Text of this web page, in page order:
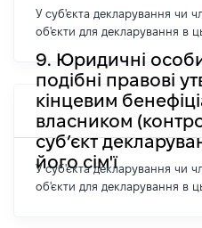
У суб'єкта декларування чи
об'єкти для декларування в
9. Юридичні
подібні правові
кінцевим
власником
суб’єкт
його сім'ї
У суб'єкта декларування чи
об'єкти для декларування в